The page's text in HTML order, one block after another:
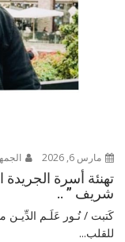
مارس 6, 2026
تهنئة أسرة الجريدة
شريف ” ..
كَتبت / نُـور عَلَـم الدِّيـن
للقلب...